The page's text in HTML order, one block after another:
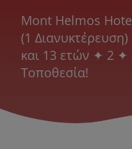
Ηλεκτρονικά
Ξενοδοχεία
Mont Helmos
(1
και 13 ετών ✦ 2
Τοποθεσία!